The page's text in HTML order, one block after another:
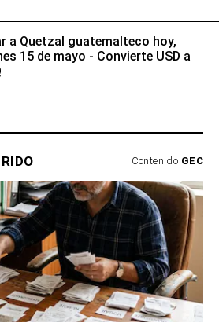
a Quetzal guatemalteco hoy,
15 de mayo - Convierte USD a
Contenido GEC